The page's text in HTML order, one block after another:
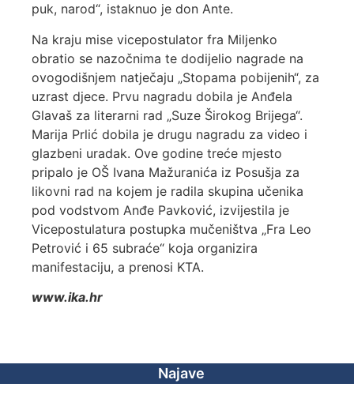
puk, narod“, istaknuo je don Ante.
Na kraju mise vicepostulator fra Miljenko
obratio se nazočnima te dodijelio nagrade na
ovogodišnjem natječaju „Stopama pobijenih“, za
uzrast djece. Prvu nagradu dobila je Anđela
Glavaš za literarni rad „Suze Širokog Brijega“.
Marija Prlić dobila je drugu nagradu za video i
glazbeni uradak. Ove godine treće mjesto
pripalo je OŠ Ivana Mažuranića iz Posušja za
likovni rad na kojem je radila skupina učenika
pod vodstvom Anđe Pavković, izvijestila je
Vicepostulatura postupka mučeništva „Fra Leo
Petrović i 65 subraće“ koja organizira
manifestaciju, a prenosi KTA.
www.ika.hr
Najave